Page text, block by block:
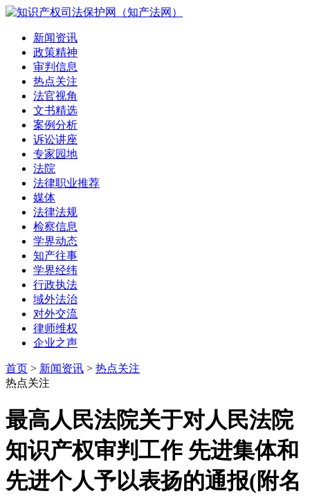
新闻资讯
政策精神
审判信息
热点关注
法官视角
文书精选
案例分析
诉讼讲座
专家园地
法院
法律职业推荐
媒体
法律法规
检察信息
学界动态
知产往事
学界经纬
行政执法
域外法治
对外交流
律师维权
企业之声
首页 > 新闻资讯 > 热点关注
热点关注
最高人民法院关于对人民法院
知识产权审判工作 先进集体和
先进个人予以表扬的通报(附名